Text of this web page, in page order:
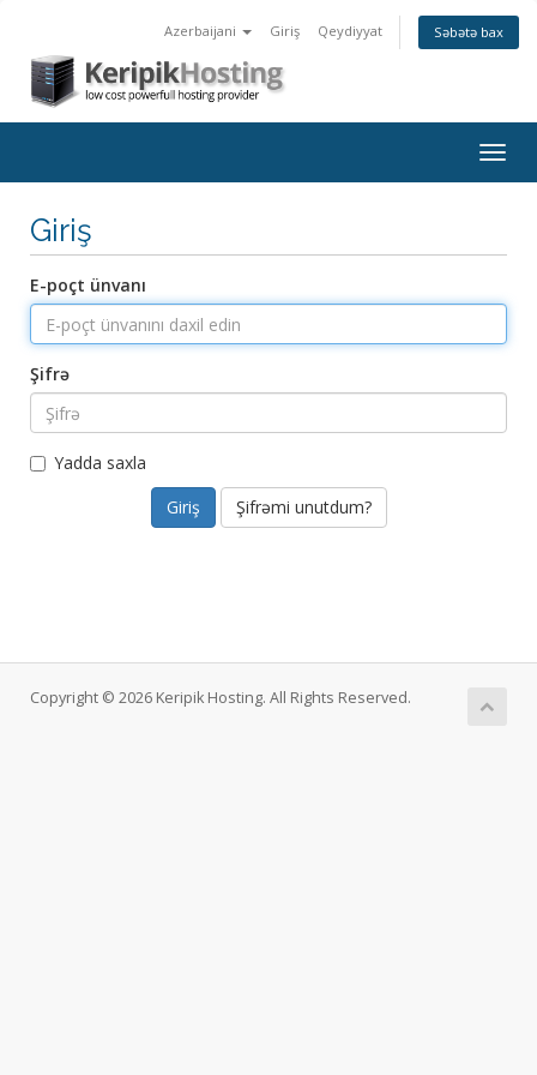
Azerbaijani Giriş Qeydiyyat Səbətə bax
Giriş
E-poçt ünvanı
Şifrə
Yadda saxla
Şifrəmi unutdum?
Copyright © 2026 Keripik Hosting. All Rights Reserved.